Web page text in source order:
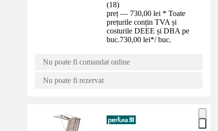
(18)
preț — 730,00 lei * Toate
prețurile conțin TVA și
costurile DEEE și DBA pe
buc.730,00 lei*/ buc.
Nu poate fi comandat online
Nu poate fi rezervat